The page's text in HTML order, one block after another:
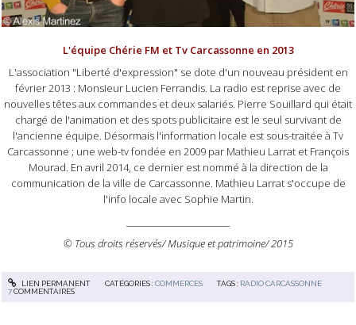
L'équipe Chérie FM et Tv Carcassonne en 2013
L'association "Liberté d'expression" se dote d'un nouveau président en
février 2013 : Monsieur Lucien Ferrandis. La radio est reprise avec de
nouvelles têtes aux commandes et deux salariés. Pierre Souillard qui était
chargé de l'animation et des spots publicitaire est le seul survivant de
l'ancienne équipe. Désormais l'information locale est sous-traitée à Tv
Carcassonne ; une web-tv fondée en 2009 par Mathieu Larrat et François
Mourad. En avril 2014, ce dernier est nommé à la direction de la
communication de la ville de Carcassonne. Mathieu Larrat s'occupe de
l'info locale avec Sophie Martin.
© Tous droits réservés/ Musique et patrimoine/ 2015
LIEN PERMANENT CATÉGORIES :COMMERCES TAGS : RADIO CARCASSONNE
7COMMENTAIRES